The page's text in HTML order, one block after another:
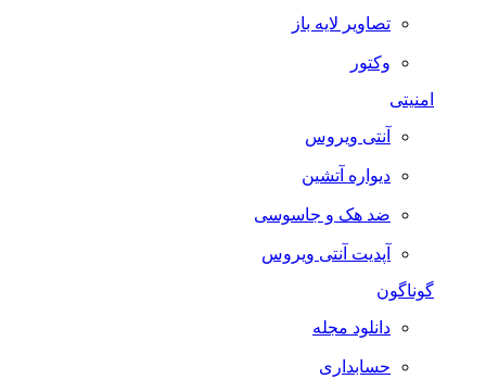
تصاویر لایه باز
وکتور
امنیتی
آنتی ویروس
دیواره آتشین
ضد هک و جاسوسی
آپدیت آنتی ویروس
گوناگون
دانلود مجله
حسابداری